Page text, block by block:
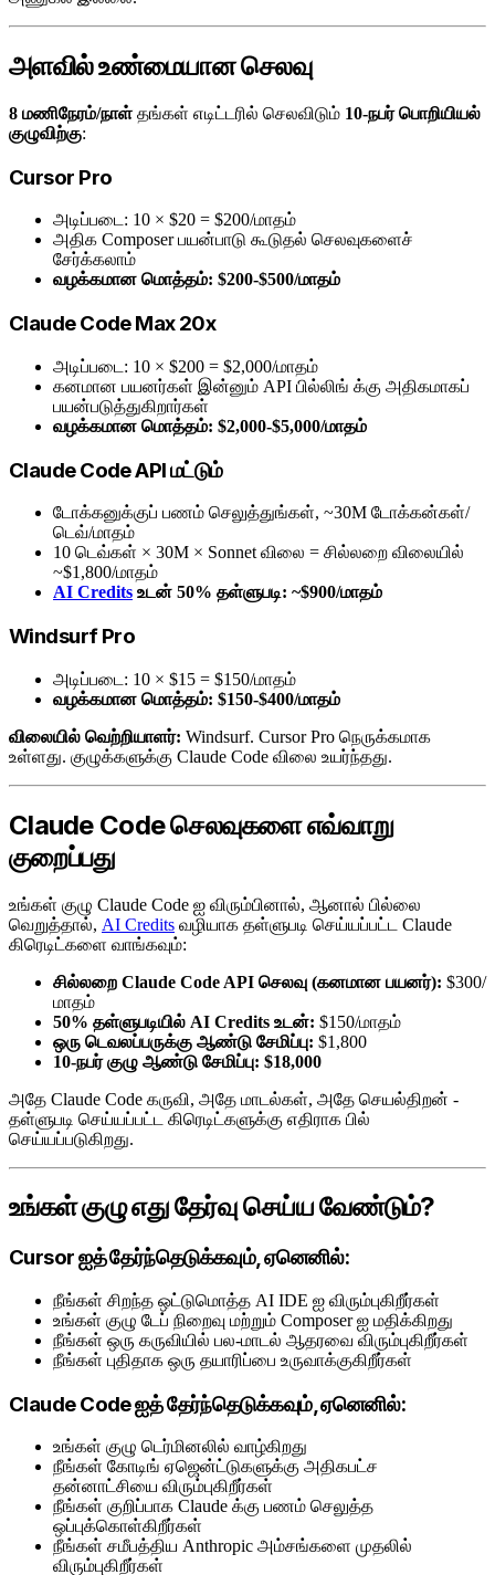
அளவில் உண்மையான செலவு
8 மணிநேரம்/நாள் தங்கள் எடிட்டரில் செலவிடும் 10-நபர் பொறியியல்
குழுவிற்கு:
Cursor Pro
அடிப்படை: 10 × $20 = $200/மாதம்
அதிக Composer பயன்பாடு கூடுதல் செலவுகளைச்
சேர்க்கலாம்
வழக்கமான மொத்தம்: $200-$500/மாதம்
Claude Code Max 20x
அடிப்படை: 10 × $200 = $2,000/மாதம்
கனமான பயனர்கள் இன்னும் API பில்லிங் க்கு அதிகமாகப்
பயன்படுத்துகிறார்கள்
வழக்கமான மொத்தம்: $2,000-$5,000/மாதம்
Claude Code API மட்டும்
டோக்கனுக்குப் பணம் செலுத்துங்கள், ~30M டோக்கன்கள்/
டெவ்/மாதம்
10 டெவ்கள் × 30M × Sonnet விலை = சில்லறை விலையில்
~$1,800/மாதம்
AI Credits உடன் 50% தள்ளுபடி: ~$900/மாதம்
Windsurf Pro
அடிப்படை: 10 × $15 = $150/மாதம்
வழக்கமான மொத்தம்: $150-$400/மாதம்
விலையில் வெற்றியாளர்: Windsurf. Cursor Pro நெருக்கமாக
உள்ளது. குழுக்களுக்கு Claude Code விலை உயர்ந்தது.
Claude Code செலவுகளை எவ்வாறு
குறைப்பது
உங்கள் குழு Claude Code ஐ விரும்பினால், ஆனால் பில்லை
வெறுத்தால், AI Credits வழியாக தள்ளுபடி செய்யப்பட்ட Claude
கிரெடிட்களை வாங்கவும்:
சில்லறை Claude Code API செலவு (கனமான பயனர்): $300/
மாதம்
50% தள்ளுபடியில் AI Credits உடன்: $150/மாதம்
ஒரு டெவலப்பருக்கு ஆண்டு சேமிப்பு: $1,800
10-நபர் குழு ஆண்டு சேமிப்பு: $18,000
அதே Claude Code கருவி, அதே மாடல்கள், அதே செயல்திறன் -
தள்ளுபடி செய்யப்பட்ட கிரெடிட்களுக்கு எதிராக பில்
செய்யப்படுகிறது.
உங்கள் குழு எது தேர்வு செய்ய வேண்டும்?
Cursor ஐத் தேர்ந்தெடுக்கவும், ஏனெனில்:
நீங்கள் சிறந்த ஒட்டுமொத்த AI IDE ஐ விரும்புகிறீர்கள்
உங்கள் குழு டேப் நிறைவு மற்றும் Composer ஐ மதிக்கிறது
நீங்கள் ஒரு கருவியில் பல-மாடல் ஆதரவை விரும்புகிறீர்கள்
நீங்கள் புதிதாக ஒரு தயாரிப்பை உருவாக்குகிறீர்கள்
Claude Code ஐத் தேர்ந்தெடுக்கவும், ஏனெனில்:
உங்கள் குழு டெர்மினலில் வாழ்கிறது
நீங்கள் கோடிங் ஏஜென்ட்டுகளுக்கு அதிகபட்ச
தன்னாட்சியை விரும்புகிறீர்கள்
நீங்கள் குறிப்பாக Claude க்கு பணம் செலுத்த
ஒப்புக்கொள்கிறீர்கள்
நீங்கள் சமீபத்திய Anthropic அம்சங்களை முதலில்
விரும்புகிறீர்கள்